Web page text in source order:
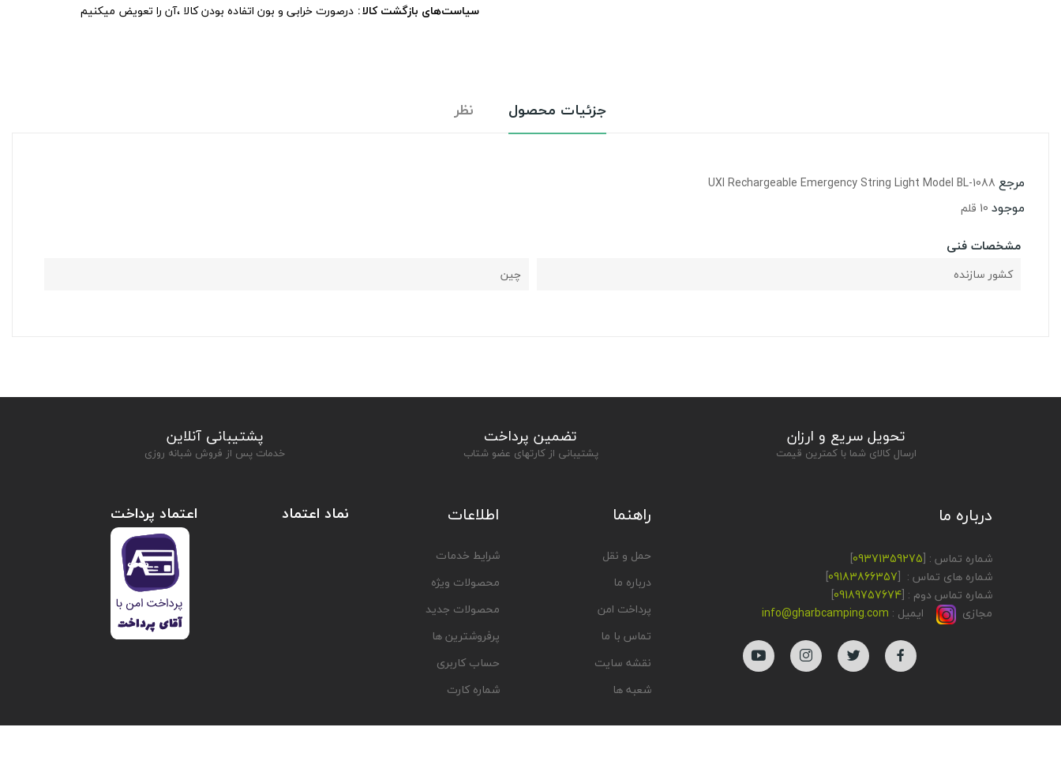
سیاست‌های بازگشت کالا درصورت خرابی و بون اتفاده بودن کالا ،آن را تعویض میکنیم
جزئیات محصول نظر
مرجع UXI Rechargeable Emergency String Light Model BL-1088
موجود 10 قلم
مشخصات فنی
کشور سازنده چین
تحویل سریع و ارزان
ارسال کالای شما با کمترین قیمت
تضمین پرداخت
پشتیبانی از کارتهای عضو شتاب
پشتیبانی آنلاین
خدمات پس از فروش شبانه روزی
درباره ما
شماره تماس : [09371359275
]
شماره های تماس : [09183866357
]
شماره تماس دوم : [09189757674
]
مجازی
ایمیل : info@gharbcamping.com
راهنما
حمل و نقل
درباره ما
پرداخت امن
تماس با ما
نقشه سایت
شعبه ها
اطلاعات
شرایط خدمات
محصولات ویژه
محصولات جدید
پرفروشترین ها
حساب کاربری
شماره کارت
نماد اعتماد اعتماد پرداخت